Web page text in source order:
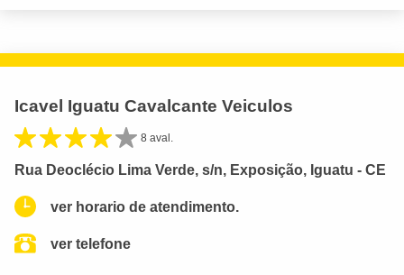
Icavel Iguatu Cavalcante Veiculos
8 aval.
Rua Deoclécio Lima Verde, s/n, Exposição, Iguatu - CE
ver horario de atendimento.
ver telefone